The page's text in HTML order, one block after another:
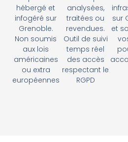
hébergé et
infogéré sur
Grenoble.
Non soumis
aux lois
américaines
ou extra
européennes
analysées,
traitées ou
revendues.
Outil de suivi
temps réel
des accès
respectant le
RGPD
sur
et